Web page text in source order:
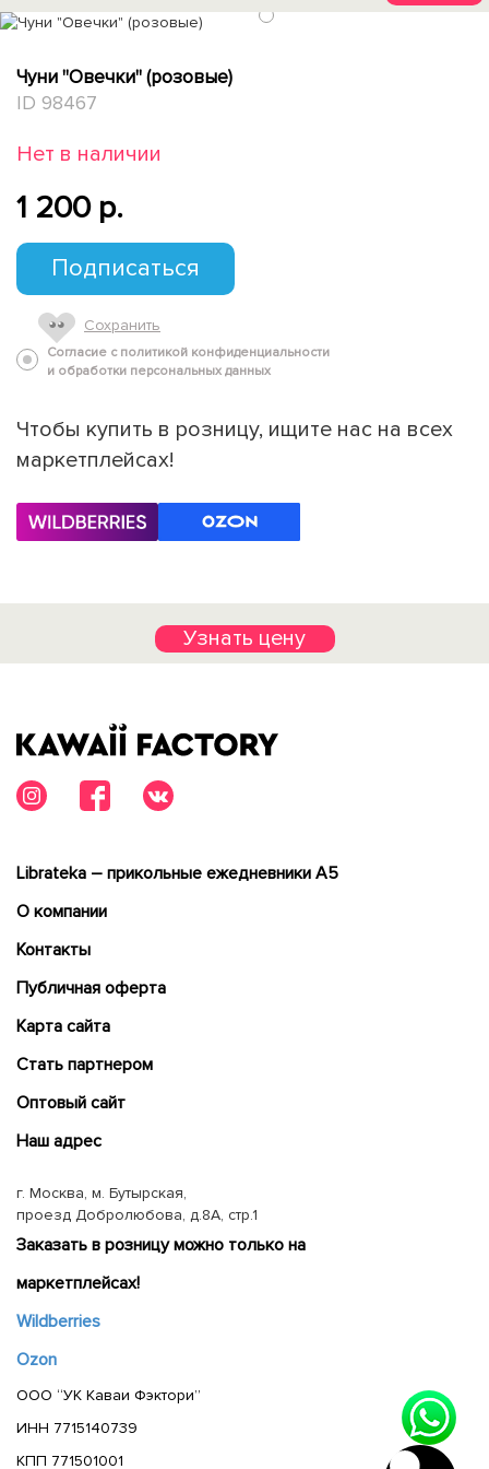
Чуни "Овечки" (розовые)
ID 98467
Нет в наличии
1 200 p.
Подписаться
Сохранить
Согласие с политикой конфиденциальности
и обработки персональных данных
Чтобы купить в розницу, ищите нас на всех
маркетплейсах!
Узнать цену
Librateka – прикольные ежедневники А5
О компании
Контакты
Публичная оферта
Карта сайта
Cтать партнером
Оптовый сайт
Наш адрес
г. Москва, м. Бутырская,
проезд Добролюбова, д.8А, стр.1
Заказать в розницу можно только на
маркетплейсах!
Wildberries
Ozon
ООО “УК Каваи Фэктори”
ИНН 7715140739
КПП 771501001